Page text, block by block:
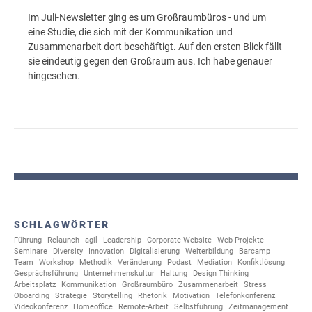
Im Juli-Newsletter ging es um Großraumbüros - und um
eine Studie, die sich mit der Kommunikation und
Zusammenarbeit dort beschäftigt. Auf den ersten Blick fällt
sie eindeutig gegen den Großraum aus. Ich habe genauer
hingesehen.
SCHLAGWÖRTER
Führung Relaunch agil Leadership Corporate Website
Web-Projekte
Seminare
Diversity Innovation Digitalisierung Weiterbildung
Barcamp
Team
Workshop Methodik Veränderung Podast Mediation
Konfiktlösung
Gesprächsführung
Unternehmenskultur Haltung
Design Thinking
Arbeitsplatz
Kommunikation Großraumbüro Zusammenarbeit
Stress
Oboarding
Strategie Storytelling Rhetorik Motivation
Telefonkonferenz
Videokonferenz
Homeoffice Remote-Arbeit Selbstführung
Zeitmanagement